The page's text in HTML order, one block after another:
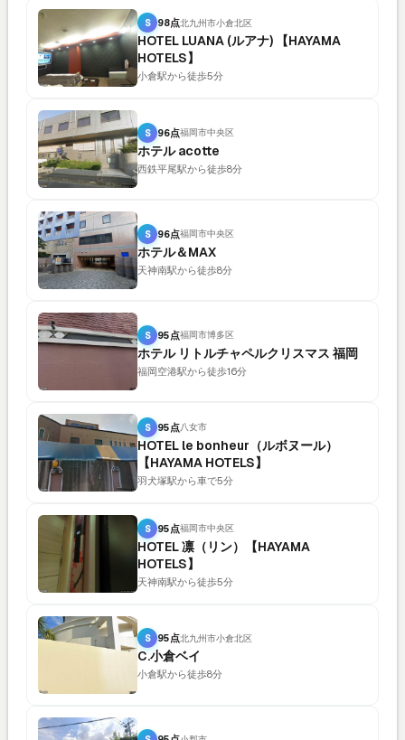
S 98点北九州市小倉北区
HOTEL LUANA (ルアナ) 【HAYAMA
HOTELS】
小倉駅から徒歩5分
S 96点福岡市中央区
ホテル acotte
西鉄平尾駅から徒歩8分
S 96点福岡市中央区
ホテル＆MAX
天神南駅から徒歩8分
S 95点福岡市博多区
ホテル リトルチャペルクリスマス 福岡
福岡空港駅から徒歩16分
S 95点八女市
HOTEL le bonheur（ルボヌール）
【HAYAMA HOTELS】
羽犬塚駅から車で5分
S 95点福岡市中央区
HOTEL 凛（リン）【HAYAMA
HOTELS】
天神南駅から徒歩5分
S 95点北九州市小倉北区
C.小倉ベイ
小倉駅から徒歩8分